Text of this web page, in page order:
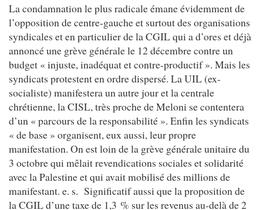
La condamnation le plus radicale émane évidemment de
l’opposition de centre-gauche et surtout des organisations
syndicales et en particulier de la CGIL qui a d’ores et déjà
annoncé une grève générale le 12 décembre contre un
budget « injuste, inadéquat et contre-productif ». Mais les
syndicats protestent en ordre dispersé. La UIL (ex-
socialiste) manifestera un autre jour et la centrale
chrétienne, la CISL, très proche de Meloni se contentera
d’un « parcours de la responsabilité ». Enfin les syndicats
« de base » organisent, eux aussi, leur propre
manifestation. On est loin de la grève générale unitaire du
3 octobre qui mêlait revendications sociales et solidarité
avec la Palestine et qui avait mobilisé des millions de
manifestant. e. s. Significatif aussi que la proposition de
la CGIL d’une taxe de 1,3 % sur les revenus au-delà de 2